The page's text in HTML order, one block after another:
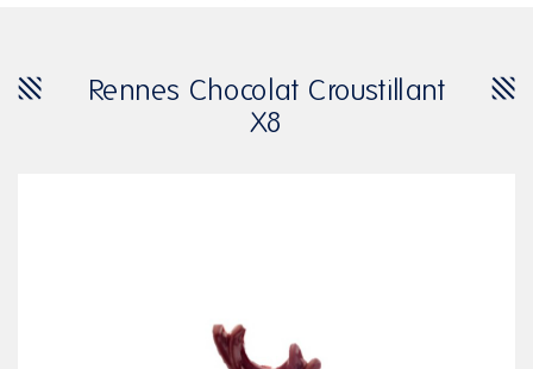
Rennes Chocolat Croustillant
X8